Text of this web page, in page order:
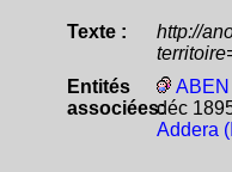
Texte :
http://
Entités
associées:
ABEN
déc
Addera